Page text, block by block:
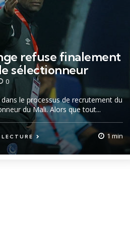
refuse finalement
sélectionneur
0
le processus de recrutement du
du Mali. Alors que tout...
1 min